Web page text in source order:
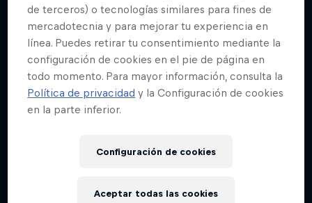
de terceros) o tecnologías similares para fines de
mercadotecnia y para mejorar tu experiencia en
línea. Puedes retirar tu consentimiento mediante la
configuración de cookies en el pie de página en
todo momento. Para mayor información, consulta la
Política de privacidad y la Configuración de cookies
en la parte inferior.
Configuración de cookies
Aceptar todas las cookies